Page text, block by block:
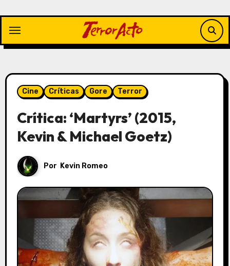
contenido
Cine Críticas Gore Terror
Crítica: ‘Martyrs’ (2015,
Kevin & Michael Goetz)
Por Kevin Romeo